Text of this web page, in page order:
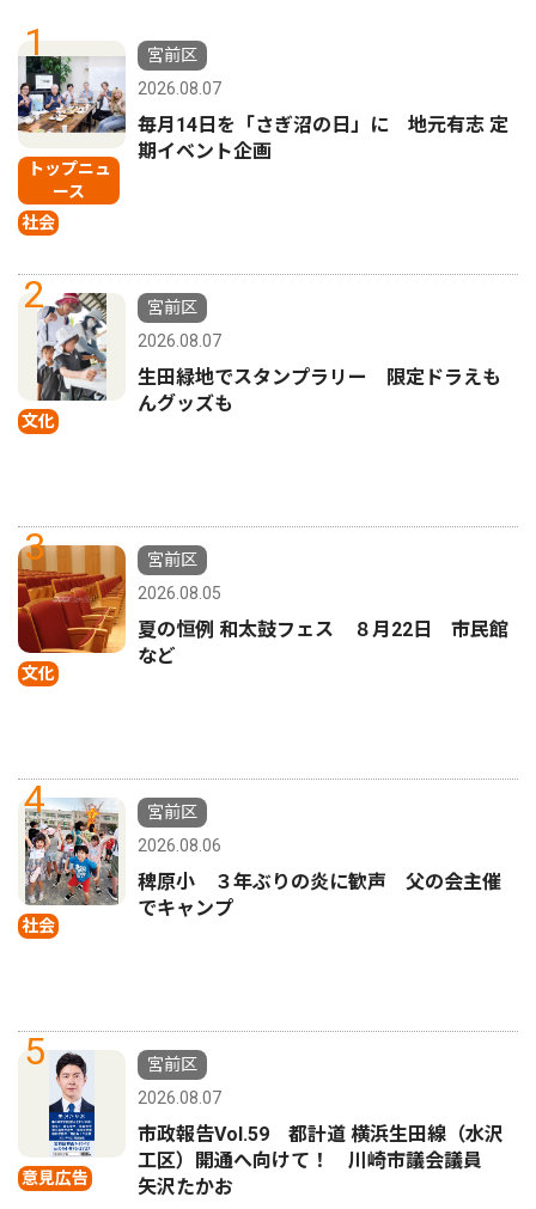
1
トップニュ
ース
社会
宮前区
2026.08.07
毎月14日を「さぎ沼の日」に 地元有志 定
期イベント企画
2
文化
宮前区
2026.08.07
生田緑地でスタンプラリー 限定ドラえも
んグッズも
3
文化
宮前区
2026.08.05
夏の恒例 和太鼓フェス ８月22日 市民館
など
4
社会
宮前区
2026.08.06
稗原小 ３年ぶりの炎に歓声 父の会主催
でキャンプ
5
意見広告
宮前区
2026.08.07
市政報告Vol.59 都計道 横浜生田線（水沢
工区）開通へ向けて！ 川崎市議会議員
矢沢たかお